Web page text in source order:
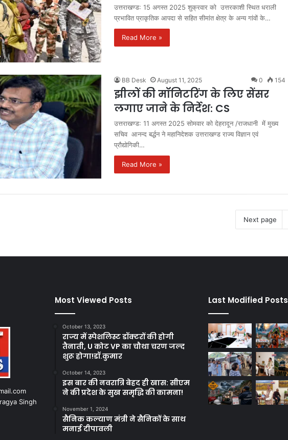
उत्तराखण्ड: 15 अगस्त 2025 शुक्रवार को उत्तरकाशी स्थित धराली
प्रभावित प्राकृतिक आपदा से सहित सीमांत क्षेत्र के अन्य गांवों के…
Read More »
BB Desk August 11, 2025 0 154
झीलों की मॉनिटरिंग के लिए सेंसर
लगाए जाने के निर्देश: CS
उत्तराखण्ड: 11 अगस्त 2025 सोमवार को देहरादून /राजधानी में मुख्य
सचिव आनन्द बर्द्धन ने महानिदेशक उत्तराखण्ड राज्य विज्ञान एवं
प्रौद्योगिकी…
Read More »
Next page
Singh
Most Viewed Posts
October 13, 2023
राज्य में स्पेशलिस्ट डॉक्टरों की होगी
तैनाती, U कोट VP का चौथा चरण जल्द
शुरू होगा!डॉ.कुमार
October 14, 2023
इस बार की नवरात्रि बेहद ही खास: सीएम
ने की प्रदेश के सुख समृद्धि की कामना!
November 1, 2024
सैनिक कल्याण मंत्री ने सैनिकों के साथ
मनाई दीपावली
Last Modified Posts